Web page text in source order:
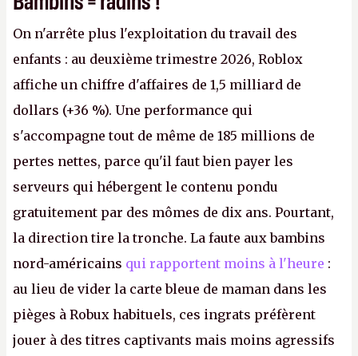
On n'arrête plus l'exploitation du travail des
enfants : au deuxième trimestre 2026, Roblox
affiche un chiffre d'affaires de 1,5 milliard de
dollars (+36 %). Une performance qui
s'accompagne tout de même de 185 millions de
pertes nettes, parce qu'il faut bien payer les
serveurs qui hébergent le contenu pondu
gratuitement par des mômes de dix ans. Pourtant,
la direction tire la tronche. La faute aux bambins
nord-américains qui rapportent moins à l'heure :
au lieu de vider la carte bleue de maman dans les
pièges à Robux habituels, ces ingrats préfèrent
jouer à des titres captivants mais moins agressifs